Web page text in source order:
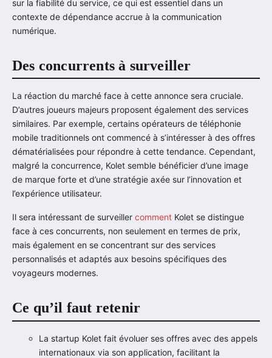
sur la fiabilité du service, ce qui est essentiel dans un
contexte de dépendance accrue à la communication
numérique.
Des concurrents à surveiller
La réaction du marché face à cette annonce sera cruciale.
D’autres joueurs majeurs proposent également des services
similaires. Par exemple, certains opérateurs de téléphonie
mobile traditionnels ont commencé à s’intéresser à des offres
dématérialisées pour répondre à cette tendance. Cependant,
malgré la concurrence, Kolet semble bénéficier d’une image
de marque forte et d’une stratégie axée sur l’innovation et
l’expérience utilisateur.
Il sera intéressant de surveiller comment Kolet se distingue
face à ces concurrents, non seulement en termes de prix,
mais également en se concentrant sur des services
personnalisés et adaptés aux besoins spécifiques des
voyageurs modernes.
Ce qu’il faut retenir
La startup Kolet fait évoluer ses offres avec des appels
internationaux via son application, facilitant la